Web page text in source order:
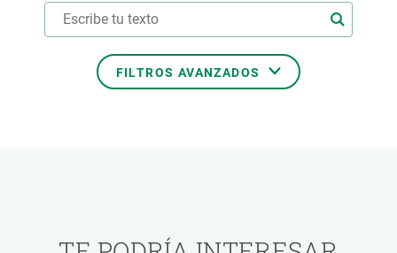
FILTROS AVANZADOS